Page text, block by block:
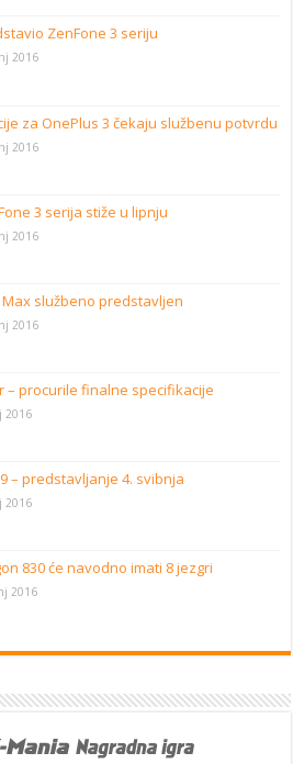
ZenFone 3 seriju
2016
za OnePlus 3 čekaju službenu potvrdu
2016
3 serija stiže u lipnju
2016
Max službeno predstavljen
2016
– procurile finalne specifikacije
2016
– predstavljanje 4. svibnja
2016
830 će navodno imati 8 jezgri
2016